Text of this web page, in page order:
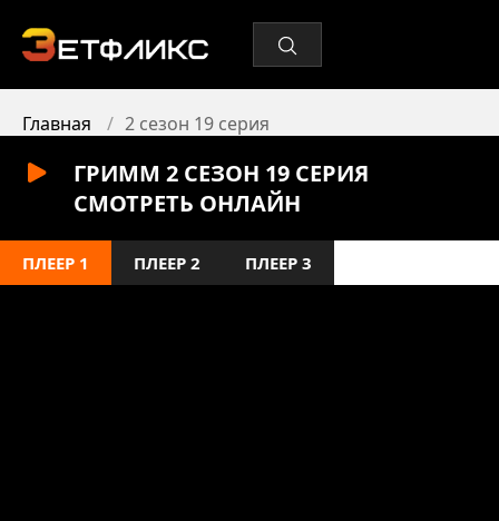
Главная 2 сезон 19 серия
ГРИММ 2 СЕЗОН 19 СЕРИЯ
СМОТРЕТЬ ОНЛАЙН
ПЛЕЕР 1 ПЛЕЕР 2 ПЛЕЕР 3